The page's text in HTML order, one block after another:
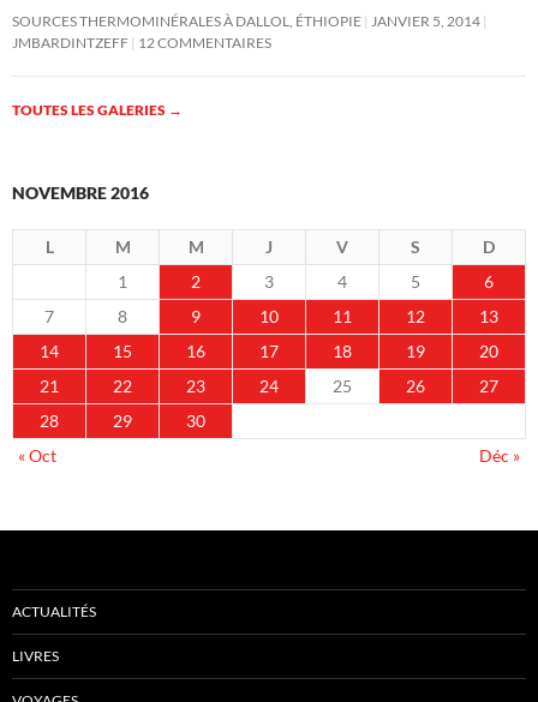
SOURCES THERMOMINÉRALES À DALLOL, ÉTHIOPIE JANVIER 5, 2014
JMBARDINTZEFF 12 COMMENTAIRES
TOUTES LES GALERIES →
NOVEMBRE 2016
L M M J V S
D
1
2 3 4 5
6
7
8 9 10 11 12
13
14
15 16 17 18 19
20
21
22 23 24 25 26
27
28
29
30
« Oct
Déc »
ACTUALITÉS
LIVRES